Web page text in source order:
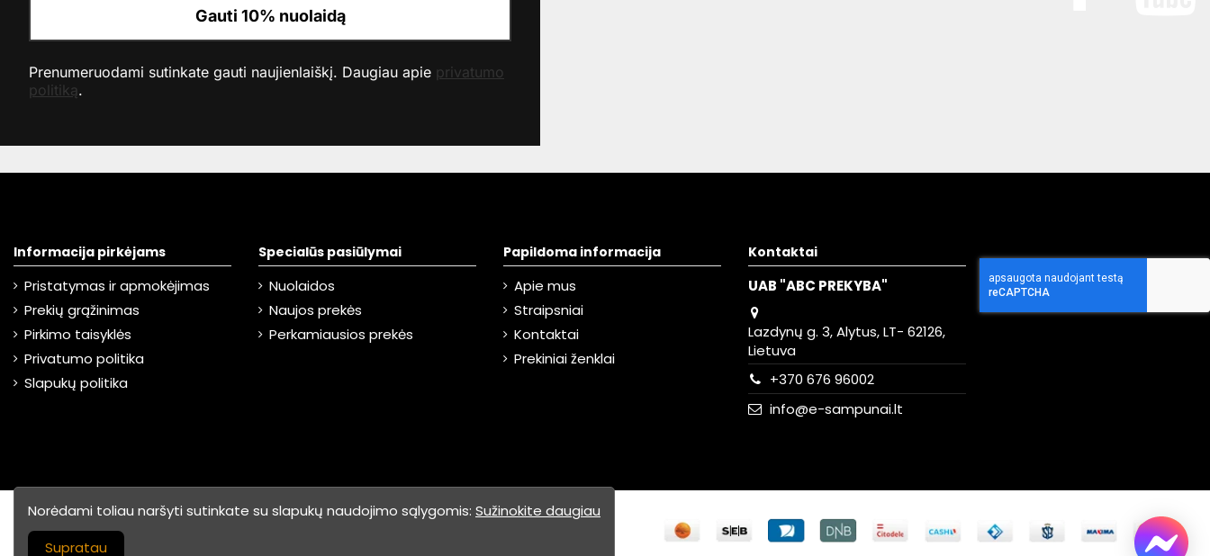
Gauti 10% nuolaidą
Prenumeruodami sutinkate gauti naujienlaiškį. Daugiau apie privatumo
politiką.
Informacija pirkėjams
Pristatymas ir apmokėjimas
Prekių grąžinimas
Pirkimo taisyklės
Privatumo politika
Slapukų politika
Specialūs pasiūlymai
Nuolaidos
Naujos prekės
Perkamiausios prekės
Papildoma informacija
Apie mus
Straipsniai
Kontaktai
Prekiniai ženklai
Kontaktai
UAB "ABC PREKYBA"
Lazdynų g. 3, Alytus, LT- 62126,
Lietuva
+370 676 96002
info@e-sampunai.lt
©2026 UAB "ABC
Prekyba"
Norėdami toliau naršyti sutinkate su slapukų naudojimo sąlygomis: Sužinokite daugiau
Supratau